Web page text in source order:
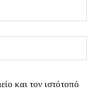
και τον ιστότοπό